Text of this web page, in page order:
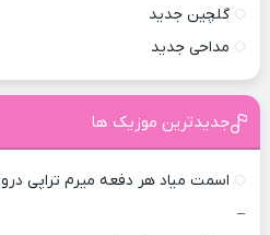
گلچین جدید
مداحی جدید
جدیدترین موزیک ها
اسمت میاد هر دفعه میرم تراپی
–